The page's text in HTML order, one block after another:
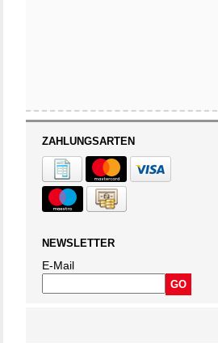
ZAHLUNGSARTEN
NEWSLETTER
E-Mail